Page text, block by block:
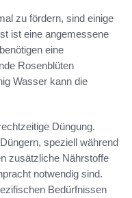
zu fördern, sind einige
ist eine angemessene
eine
Rosenblüten
Wasser kann die
Düngung.
speziell während
zusätzliche Nährstoffe
notwendig sind.
Bedürfnissen